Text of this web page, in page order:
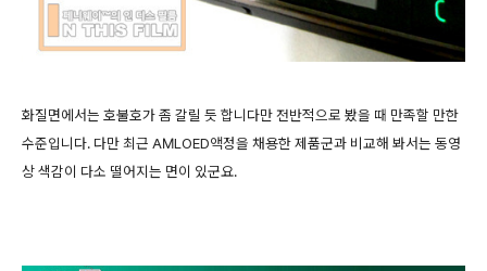
화질면에서는 호불호가 좀 갈릴 듯 합니다만 전반적으로 봤을 때 만족할 만한
수준입니다. 다만 최근 AMLOED액정을 채용한 제품군과 비교해 봐서는 동영
상 색감이 다소 떨어지는 면이 있군요.